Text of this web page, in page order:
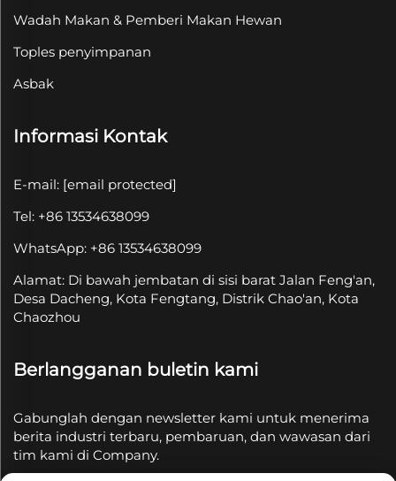
Wadah Makan & Pemberi Makan Hewan
Toples penyimpanan
Asbak
Informasi Kontak
E-mail: [email protected]
Tel: +86 13534638099
WhatsApp: +86 13534638099
Alamat: Di bawah jembatan di sisi barat Jalan Feng'an,
Desa Dacheng, Kota Fengtang, Distrik Chao'an, Kota
Chaozhou
Berlangganan buletin kami
Gabunglah dengan newsletter kami untuk menerima
berita industri terbaru, pembaruan, dan wawasan dari
tim kami di Company.